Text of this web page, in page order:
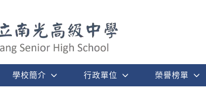
學校簡介 行政單位 榮譽榜單